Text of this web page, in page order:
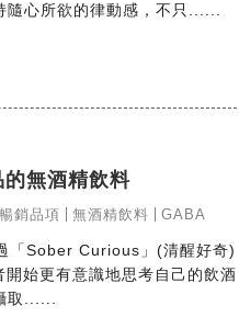
心所欲的律動感，不只......
無酒精飲料
銷品項 無酒精飲料 GABA
「Sober Curious」(清醒好奇)
始更有意識地思考自己的飲酒
取......